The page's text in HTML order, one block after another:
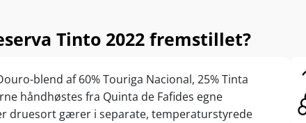
Tinto 2022 fremstillet?
blend af 60% Touriga Nacional, 25% Tinta
håndhøstes fra Quinta de Fafides egne
druesort gærer i separate, temperaturstyrede